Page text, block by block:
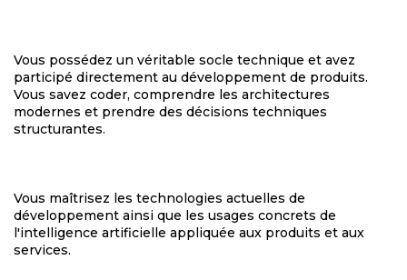
Vous possédez un véritable socle technique et avez
participé directement au développement de produits.
Vous savez coder, comprendre les architectures
modernes et prendre des décisions techniques
structurantes.
Vous maîtrisez les technologies actuelles de
développement ainsi que les usages concrets de
l'intelligence artificielle appliquée aux produits et aux
services.